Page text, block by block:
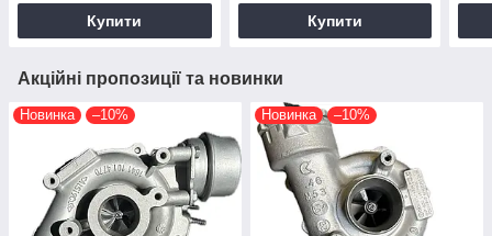
Купити Купити
Акційні пропозиції та новинки
Новинка –10% Новинка –10%